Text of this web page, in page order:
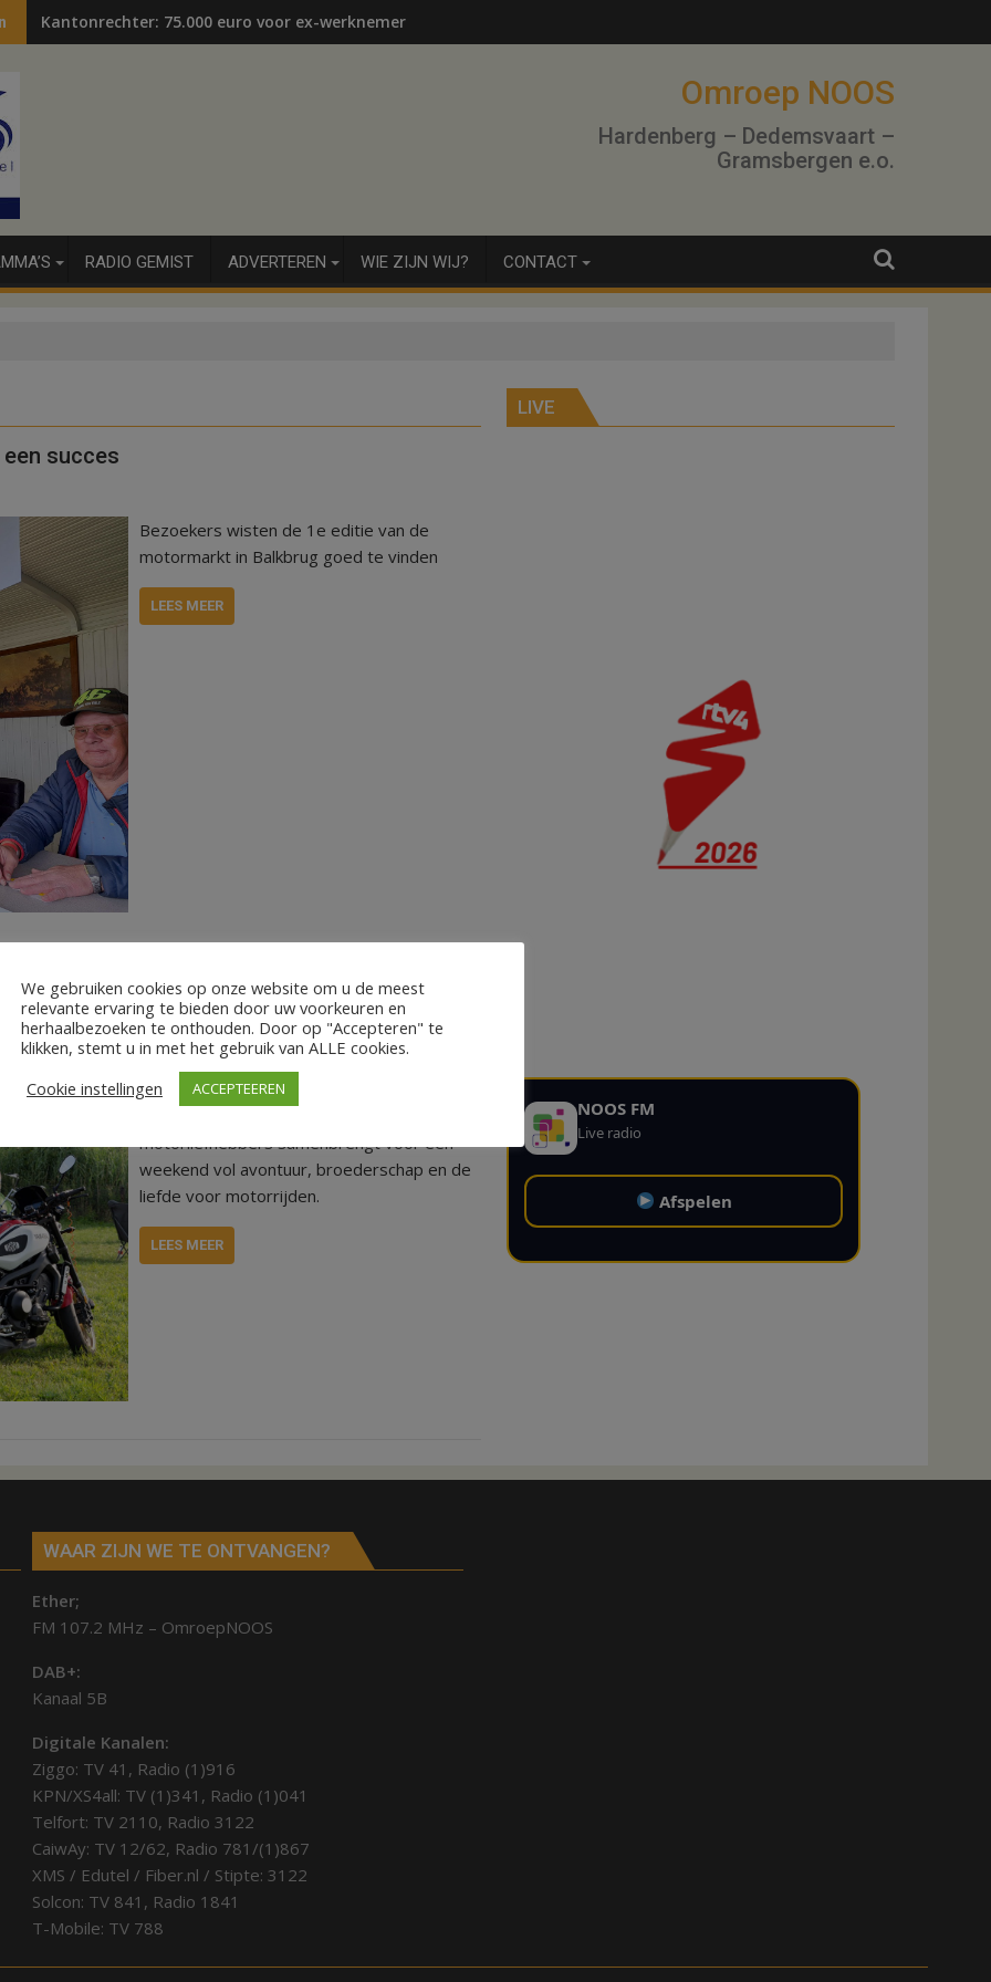
Kantonrechter: 75.000 euro voor ex-werknemers
Omroep NOOS
Hardenberg – Dedemsvaart –
Gramsbergen e.o.
RADIO GEMIST ADVERTEREN WIE ZIJN WIJ? CONTACT
succes
Bezoekers wisten de 1e editie van de
motormarkt in Balkbrug goed te vinden
LEES MEER
Het Spirtitten Treffen, georganiseerd door
de motorclub Roving Spirit uit Slagharen, is
motorliefhebbers samenbrengt voor een
weekend vol avontuur, broederschap en de
liefde voor motorrijden.
LEES MEER
LIVE
NOOS FM
Live radio
Afspelen
WAAR ZIJN WE TE ONTVANGEN?
Ether;
FM 107.2 MHz – OmroepNOOS
DAB+:
Kanaal 5B
Digitale Kanalen:
Ziggo: TV 41, Radio (1)916
KPN/XS4all: TV (1)341, Radio (1)041
Telfort: TV 2110, Radio 3122
CaiwAy: TV 12/62, Radio 781/(1)867
XMS / Edutel / Fiber.nl / Stipte: 3122
Solcon: TV 841, Radio 1841
T-Mobile: TV 788
We gebruiken cookies op onze website om u de meest
relevante ervaring te bieden door uw voorkeuren en
herhaalbezoeken te onthouden. Door op "Accepteren" te
klikken, stemt u in met het gebruik van ALLE cookies.
Cookie instellingen
ACCEPTEEREN